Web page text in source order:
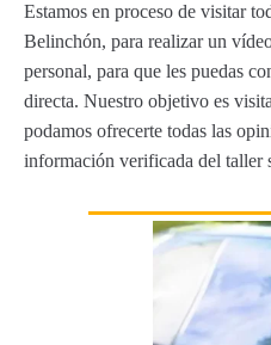
Estamos en proceso de visitar
Belinchón, para realizar un
personal, para que les puedas
directa. Nuestro objetivo es
podamos ofrecerte todas las
información verificada del taller